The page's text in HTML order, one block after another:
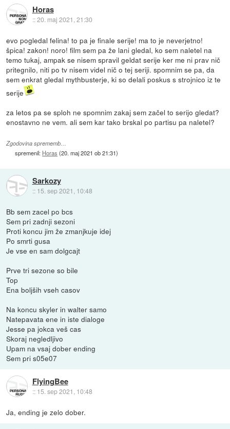
Horas
::20. maj 2021, 21:30
evo pogledal felina! to pa je finale serije! ma to je neverjetno!
špica! zakon! noro! film sem pa že lani gledal, ko sem naletel na
temo tukaj, ampak se nisem spravil geldat serije ker me ni prav nič
pritegnilo, niti po tv nisem videl nič o tej seriji. spomnim se pa, da
sem enkrat gledal mythbusterje, ki so delali poskus s strojnico iz te
serije
za letos pa se sploh ne spomnim zakaj sem začel to serijo gledat?
enostavno ne vem. ali sem kar tako brskal po partisu pa naletel?
Zgodovina sprememb…
spremenil: Horas (20. maj 2021 ob 21:31)
Sarkozy
:: 15. sep 2021, 10:48
Bb sem zacel po bcs
Sem pri zadnji sezoni
Proti koncu jim že zmanjkuje idej
Po smrti gusa
Je vse en sam dolgcajt
Prve tri sezone so bile
Top
Ena boljših vseh casov
Na koncu skyler in walter samo
Natepavata ene in iste dialoge
Jesse pa jokca veš cas
Skoraj negledljivo
Upam na vsaj dober ending
Sem pri s05e07
FlyingBee
:: 15. sep 2021, 10:48
Ja, ending je zelo dober.